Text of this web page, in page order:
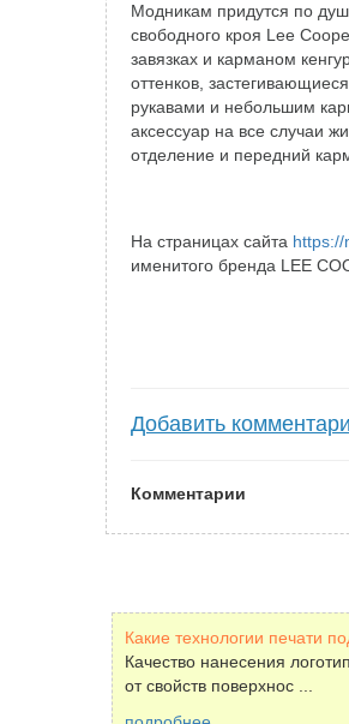
Модникам придутся по
свободного кроя Lee
завязках и карманом
оттенков,
рукавами и небольшим
аксессуар на все случаи
отделение и передний
На страницах сайта https://
именитого бренда LEE
Добавить
Комментарии
Какие технологии печати
Качество нанесения
от свойств поверхнос ...